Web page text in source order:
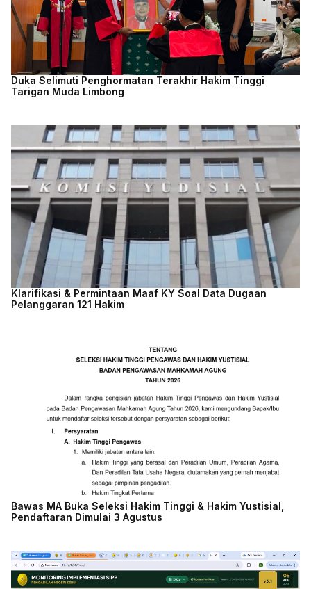
Duka Selimuti Penghormatan Terakhir Hakim Tinggi
Tarigan Muda Limbong
Klarifikasi & Permintaan Maaf KY Soal Data Dugaan
Pelanggaran 121 Hakim
Bawas MA Buka Seleksi Hakim Tinggi & Hakim Yustisial,
Pendaftaran Dimulai 3 Agustus